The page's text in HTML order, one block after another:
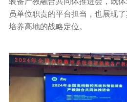
员单位职责的平台担当，也展现
培养高地的战略定位。